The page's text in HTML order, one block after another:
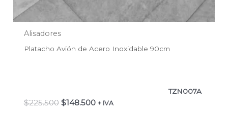
Alisadores
Platacho Avión de Acero Inoxidable 90cm
TZN007A
$225.500 $148.500 + IVA